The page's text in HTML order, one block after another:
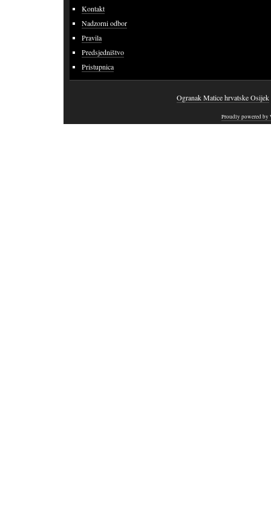
Kontakt
Nadzorni odbor
Pravila
Predsjedništvo
Pristupnica
Ogranak Matice hrvatske Osijek
Proudly powered by